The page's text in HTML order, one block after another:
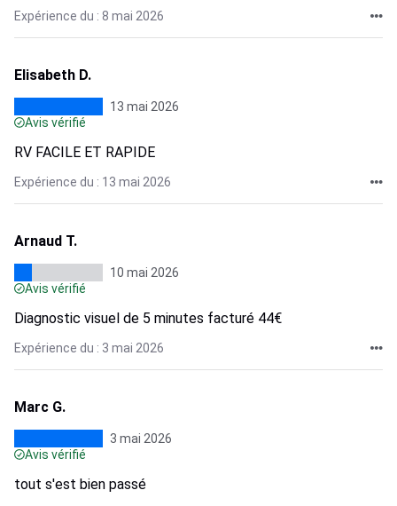
Expérience du : 8 mai 2026
Elisabeth D.
13 mai 2026
Avis vérifié
RV FACILE ET RAPIDE
Expérience du : 13 mai 2026
Arnaud T.
10 mai 2026
Avis vérifié
Diagnostic visuel de 5 minutes facturé 44€
Expérience du : 3 mai 2026
Marc G.
3 mai 2026
Avis vérifié
tout s'est bien passé